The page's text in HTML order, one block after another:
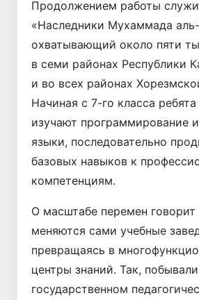
Продолжением работы
«Наследники Мухаммада
охватывающий около пяти
в семи районах Республики
и во всех районах
Начиная с 7-го класса ребята
изучают программирование
языки, последовательно
базовых навыков к
компетенциям.
О масштабе перемен говорит
меняются сами учебные
превращаясь в
центры знаний. Так,
государственном